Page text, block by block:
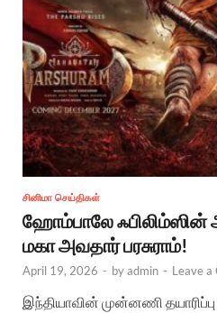
சினிமா செய்திகள்
ஹோம்பாலே ஃபிலிம்ஸின்
மகா அவதார் பரசுராம்!
April 19, 2026 - byadmin - Leave a
இந்தியாவின் முன்னணி